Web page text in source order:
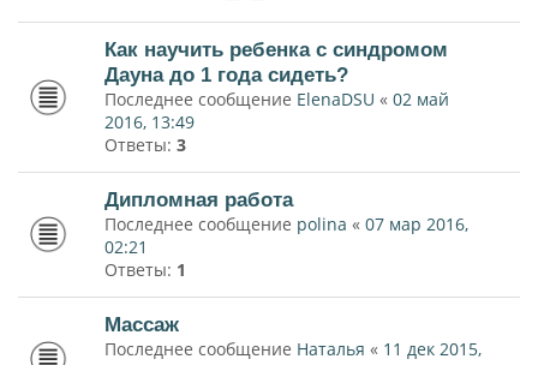
Как научить ребенка с синдромом
Дауна до 1 года сидеть?
Последнее сообщение ElenaDSU « 02 май
2016, 13:49
Ответы: 3
Дипломная работа
Последнее сообщение polina « 07 мар 2016,
02:21
Ответы: 1
Массаж
Последнее сообщение Наталья « 11 дек 2015,